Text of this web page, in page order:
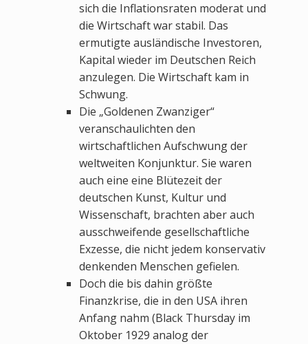
sich die Inflationsraten moderat und
die Wirtschaft war stabil. Das
ermutigte ausländische Investoren,
Kapital wieder im Deutschen Reich
anzulegen. Die Wirtschaft kam in
Schwung.
Die „Goldenen Zwanziger“
veranschaulichten den
wirtschaftlichen Aufschwung der
weltweiten Konjunktur. Sie waren
auch eine eine Blütezeit der
deutschen Kunst, Kultur und
Wissenschaft, brachten aber auch
ausschweifende gesellschaftliche
Exzesse, die nicht jedem konservativ
denkenden Menschen gefielen.
Doch die bis dahin größte
Finanzkrise, die in den USA ihren
Anfang nahm (Black Thursday im
Oktober 1929 analog der